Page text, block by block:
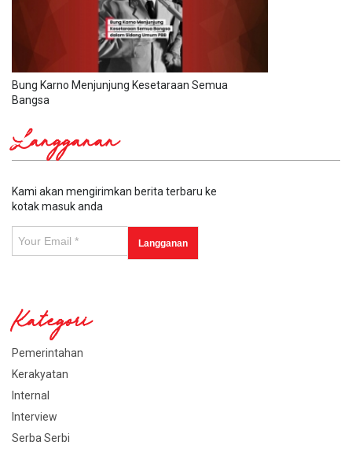
Bung Karno Menjunjung Kesetaraan Semua
Bangsa
Langganan
Kami akan mengirimkan berita terbaru ke
kotak masuk anda
Kategori
Pemerintahan
Kerakyatan
Internal
Interview
Serba Serbi